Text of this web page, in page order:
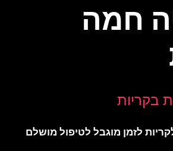
חמה
בקריות
לזמן מוגבל לטיפול מושלם